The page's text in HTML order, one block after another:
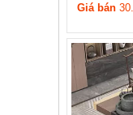
Giá bán